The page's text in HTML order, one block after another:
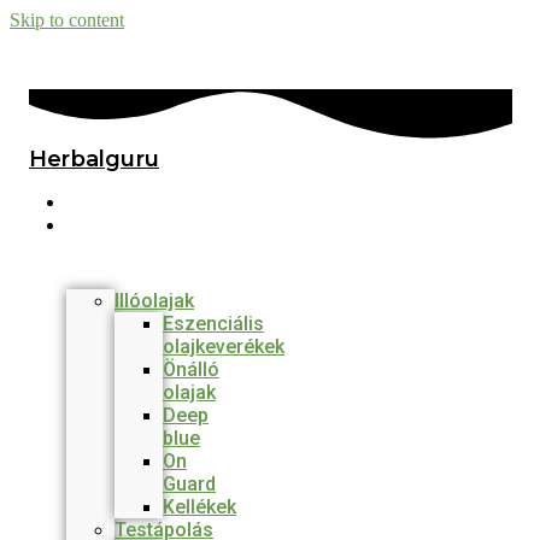
Skip to content
Herbalguru
Illóolajak
Eszenciális
olajkeverékek
Önálló
olajak
Deep
blue
On
Guard
Kellékek
Testápolás